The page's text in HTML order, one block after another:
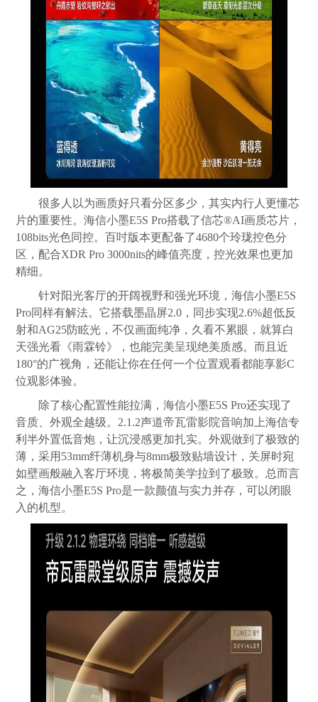
很多人以为画质好只看分区多少，其实内行人更懂芯
片的重要性。海信小墨E5S Pro搭载了信芯®AI画质芯片，
108bits光色同控。百吋版本更配备了4680个玲珑控色分
区，配合XDR Pro 3000nits的峰值亮度，控光效果也更加
精细。
针对阳光客厅的开阔视野和强光环境，海信小墨E5S
Pro同样有解法。它搭载墨晶屏2.0，同步实现2.6%超低反
射和AG25防眩光，不仅画面纯净，久看不累眼，就算白
天强光看《雨霖铃》，也能完美呈现绝美质感。而且近
180°的广视角，还能让你在任何一个位置观看都能享影C
位观影体验。
除了核心配置性能拉满，海信小墨E5S Pro还实现了
音质、外观全越级。2.1.2声道帝瓦雷影院音响加上海信专
利半外置低音炮，让沉浸感更加扎实。外观做到了极致的
薄，采用53mm纤薄机身与8mm极致贴墙设计，关屏时宛
如壁画般融入客厅环境，将极简美学拉到了极致。总而言
之，海信小墨E5S Pro是一款颜值与实力并存，可以闭眼
入的机型。